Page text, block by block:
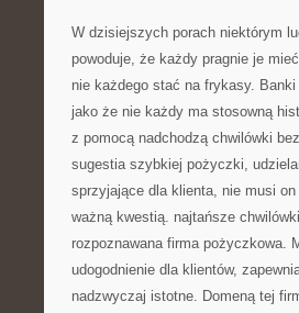
W dzisiejszych porach niektórym
powoduje, że każdy pragnie je
nie każdego stać na frykasy.
jako że nie każdy ma stosowną
z pomocą nadchodzą chwilówki
sugestia szybkiej pożyczki,
sprzyjające dla klienta, nie musi
ważną kwestią. najtańsze
rozpoznawana firma pożyczkowa.
udogodnienie dla klientów,
nadzwyczaj istotne. Domeną tej